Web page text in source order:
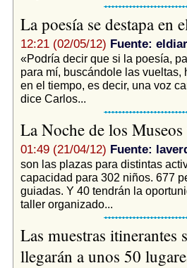
La poesía se destapa en
12:21 (02/05/12) Fuente:
«Podría decir que si la poesía,
para mí, buscándole las
en el tiempo, es decir, una voz
dice Carlos...
La Noche de los
01:49 (21/04/12) Fuente:
son las plazas para distintas
capacidad para 302 niños. 677
guiadas. Y 40 tendrán la
taller organizado...
Las muestras itinerantes
llegarán a unos 50